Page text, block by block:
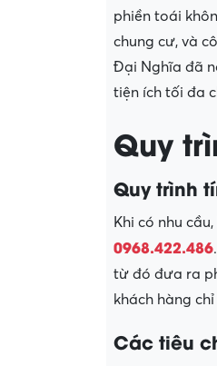
phiền toái
chung cư, và
Đại Nghĩa đã
tiện ích tối đa
Quy
Quy trình
Khi có nhu
0968.422.486
từ đó đưa ra
khách hàng
Các tiêu